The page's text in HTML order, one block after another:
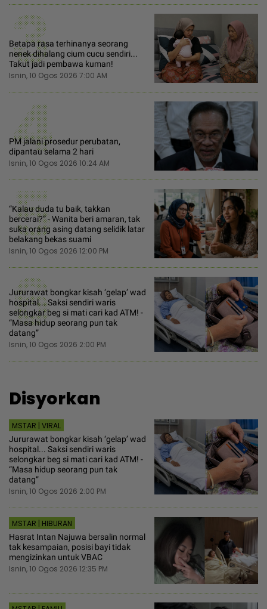
3
Betapa rasa terhinanya seorang
nenek dihalang cium cucu sendiri...
Takut jadi pembawa kuman!
Isnin, 10 Ogos 2026 7:00 AM
4
PM jalani prosedur perubatan,
dipantau selama 2 hari
Isnin, 10 Ogos 2026 10:24 AM
5
“Kalau duda tu baik, takkan
bercerai?” - Wanita beri amaran, tak
suka orang asing datang selidik latar
belakang bekas suami
Isnin, 10 Ogos 2026 12:00 PM
6
Jururawat bongkar kisah ‘gelap’ wad
hospital... Saksi sendiri waris
selongkar beg si mati cari kad ATM! -
“Masa hidup seorang pun tak
datang”
Isnin, 10 Ogos 2026 2:00 PM
Disyorkan
MSTAR | VIRAL
Jururawat bongkar kisah ‘gelap’ wad
hospital... Saksi sendiri waris
selongkar beg si mati cari kad ATM! -
“Masa hidup seorang pun tak
datang”
Isnin, 10 Ogos 2026 2:00 PM
MSTAR | HIBURAN
Hasrat Intan Najuwa bersalin normal
tak kesampaian, posisi bayi tidak
mengizinkan untuk VBAC
Isnin, 10 Ogos 2026 12:35 PM